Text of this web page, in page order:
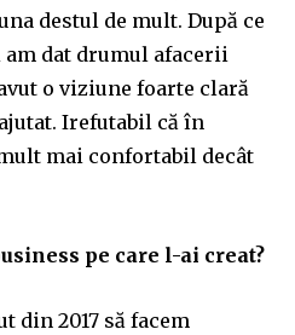
destul de mult. După ce
dat drumul afacerii
o viziune foarte clară
Irefutabil că în
mai confortabil decât
pe care l-ai creat?
din 2017 să facem